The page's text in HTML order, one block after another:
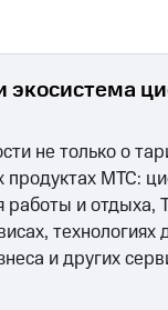
экосистема
не только о
продуктах МТС:
работы и отдыха,
технологиях
и других